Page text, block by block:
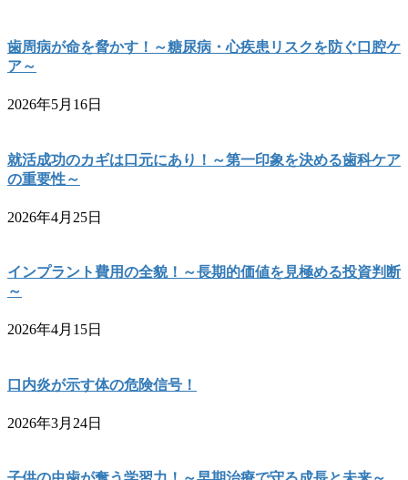
歯周病が命を脅かす！～糖尿病・心疾患リスクを防ぐ口腔ケ
ア～
2026年5月16日
就活成功のカギは口元にあり！～第一印象を決める歯科ケア
の重要性～
2026年4月25日
インプラント費用の全貌！～長期的価値を見極める投資判断
～
2026年4月15日
口内炎が示す体の危険信号！
2026年3月24日